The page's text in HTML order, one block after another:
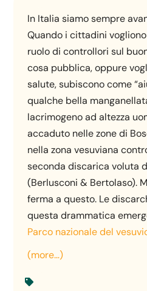
In Italia siamo sempre
Quando i cittadini
ruolo di controllori sul
cosa pubblica, oppure
salute, subiscono come
qualche bella
lacrimogeno ad altezza
accaduto nelle zone di
nella zona vesuviana
seconda discarica voluta
(Berlusconi & Bertolaso).
ferma a questo. Le
questa drammatica
Parco nazionale del
(more…)
